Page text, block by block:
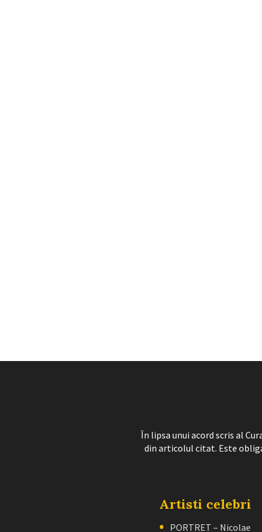
În lipsa unui acord scris al
din articolul citat. Este
Artisti celebri
PORTRET – Nicolae